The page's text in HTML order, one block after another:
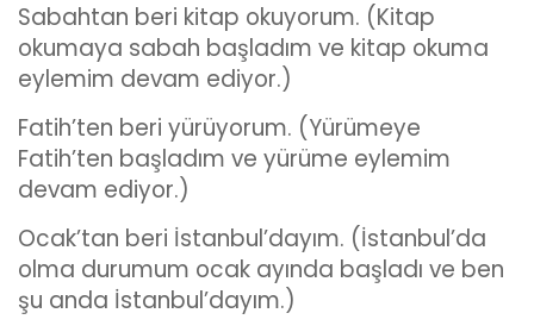
Sabahtan beri kitap okuyorum. (Kitap
okumaya sabah başladım ve kitap okuma
eylemim devam ediyor.)
Fatih’ten beri yürüyorum. (Yürümeye
Fatih’ten başladım ve yürüme eylemim
devam ediyor.)
Ocak’tan beri İstanbul’dayım. (İstanbul’da
olma durumum ocak ayında başladı ve ben
şu anda İstanbul’dayım.)